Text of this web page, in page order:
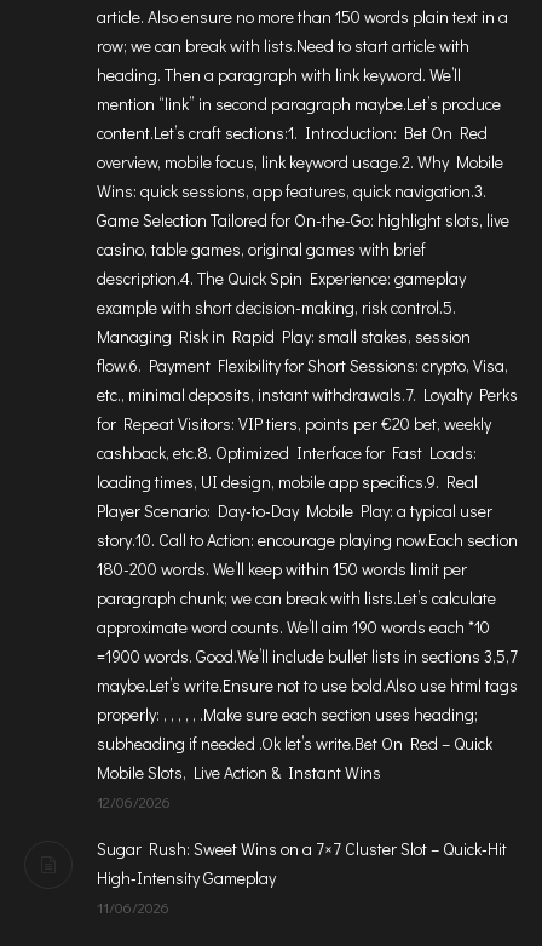
article. Also ensure no more than 150 words plain text in a
row; we can break with lists.Need to start article with
heading. Then a paragraph with link keyword. We’ll
mention “link” in second paragraph maybe.Let’s produce
content.Let’s craft sections:1. Introduction: Bet On Red
overview, mobile focus, link keyword usage.2. Why Mobile
Wins: quick sessions, app features, quick navigation.3.
Game Selection Tailored for On-the-Go: highlight slots, live
casino, table games, original games with brief
description.4. The Quick Spin Experience: gameplay
example with short decision-making, risk control.5.
Managing Risk in Rapid Play: small stakes, session
flow.6. Payment Flexibility for Short Sessions: crypto, Visa,
etc., minimal deposits, instant withdrawals.7. Loyalty Perks
for Repeat Visitors: VIP tiers, points per €20 bet, weekly
cashback, etc.8. Optimized Interface for Fast Loads:
loading times, UI design, mobile app specifics.9. Real
Player Scenario: Day-to-Day Mobile Play: a typical user
story.10. Call to Action: encourage playing now.Each section
180-200 words. We’ll keep within 150 words limit per
paragraph chunk; we can break with lists.Let’s calculate
approximate word counts. We’ll aim 190 words each *10
=1900 words. Good.We’ll include bullet lists in sections 3,5,7
maybe.Let’s write.Ensure not to use bold.Also use html tags
properly: , , , , , .Make sure each section uses heading;
subheading if needed .Ok let’s write.Bet On Red – Quick
Mobile Slots, Live Action & Instant Wins
12/06/2026
Sugar Rush: Sweet Wins on a 7×7 Cluster Slot – Quick‑Hit
High‑Intensity Gameplay
11/06/2026